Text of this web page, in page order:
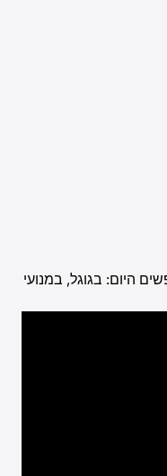
היום: בגוגל, במנועי